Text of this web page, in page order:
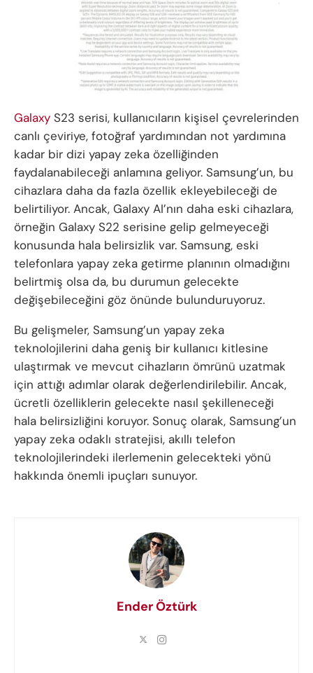
Galaxy S23 serisi, kullanıcıların kişisel çevrelerinden
canlı çeviriye, fotoğraf yardımından not yardımına
kadar bir dizi yapay zeka özelliğinden
faydalanabileceği anlamına geliyor. Samsung’un, bu
cihazlara daha da fazla özellik ekleyebileceği de
belirtiliyor. Ancak, Galaxy AI’nın daha eski cihazlara,
örneğin Galaxy S22 serisine gelip gelmeyeceği
konusunda hala belirsizlik var. Samsung, eski
telefonlara yapay zeka getirme planının olmadığını
belirtmiş olsa da, bu durumun gelecekte
değişebileceğini göz önünde bulunduruyoruz.
Bu gelişmeler, Samsung’un yapay zeka
teknolojilerini daha geniş bir kullanıcı kitlesine
ulaştırmak ve mevcut cihazların ömrünü uzatmak
için attığı adımlar olarak değerlendirilebilir. Ancak,
ücretli özelliklerin gelecekte nasıl şekilleneceği
hala belirsizliğini koruyor. Sonuç olarak, Samsung’un
yapay zeka odaklı stratejisi, akıllı telefon
teknolojilerindeki ilerlemenin gelecekteki yönü
hakkında önemli ipuçları sunuyor.
Ender Öztürk